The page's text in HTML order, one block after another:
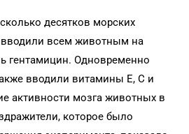
десятков морских
вводили всем животным на
гентамицин. Одновременно
вводили витамины Е, С и
активности мозга животных в
которое было